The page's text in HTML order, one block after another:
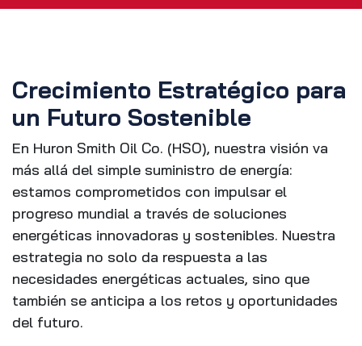
Crecimiento Estratégico para
un Futuro Sostenible
En Huron Smith Oil Co. (HSO), nuestra visión va
más allá del simple suministro de energía:
estamos comprometidos con impulsar el
progreso mundial a través de soluciones
energéticas innovadoras y sostenibles. Nuestra
estrategia no solo da respuesta a las
necesidades energéticas actuales, sino que
también se anticipa a los retos y oportunidades
del futuro.